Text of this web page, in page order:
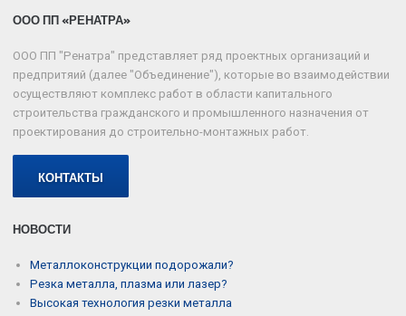
ООО ПП «РЕНАТРА»
ООО ПП "Ренатра" представляет ряд проектных организаций и
предпритяий (далее "Объединение"), которые во взаимодействии
осуществляют комплекс работ в области капитального
строительства гражданского и промышленного назначения от
проектирования до строительно-монтажных работ.
КОНТАКТЫ
НОВОСТИ
Металлоконструкции подорожали?
Резка металла, плазма или лазер?
Высокая технология резки металла